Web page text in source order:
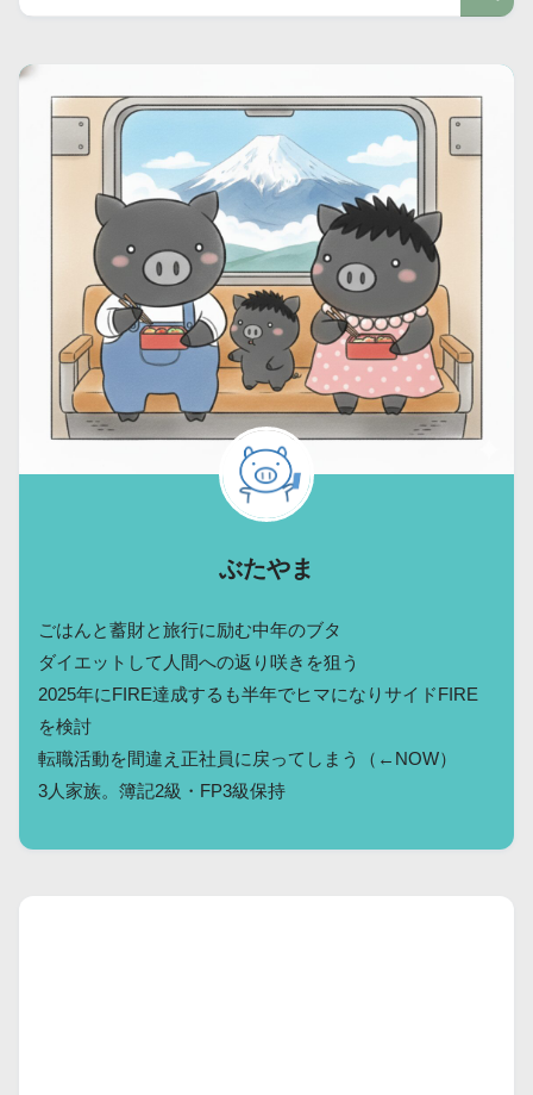
ぶたやま
ごはんと蓄財と旅行に励む中年のブタ
ダイエットして人間への返り咲きを狙う
2025年にFIRE達成するも半年でヒマになりサイドFIRE
を検討
転職活動を間違え正社員に戻ってしまう（←NOW）
3人家族。簿記2級・FP3級保持